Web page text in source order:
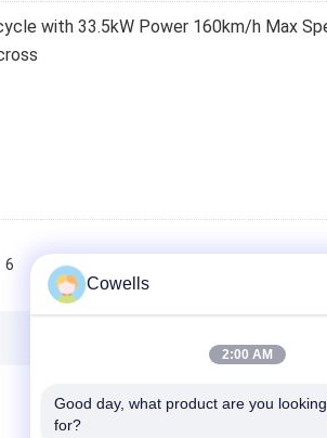
with 33.5kW Power 160km/h Max
6 8
Cowells
2:00 AM
Good day, what product are you looking
for?